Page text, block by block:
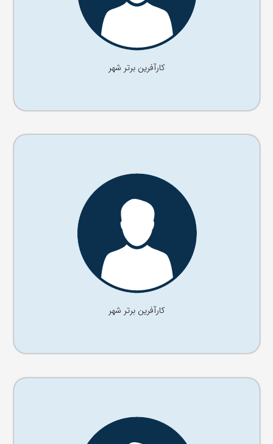
کارآفرین برتر شهر
موسس شرکت ......
کارآفرین برتر شهر
آقای ........
موسس شرکت ......